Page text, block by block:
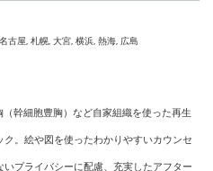
古屋, 札幌, 大宮, 横浜, 熱海, 広島
幹細胞豊胸）など自家組織を使った再生
。絵や図を使ったわかりやすいカウンセ
プライバシーに配慮、充実したアフター